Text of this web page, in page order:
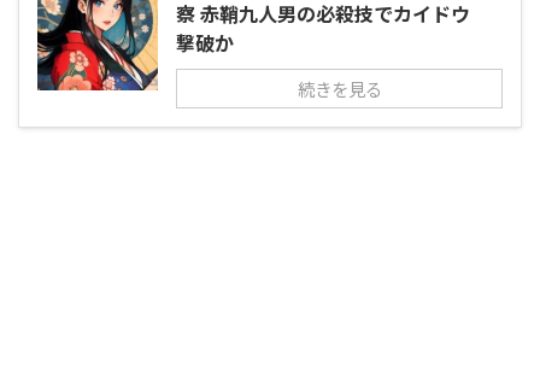
察 赤鞘九人男の必殺技でカイドウ
撃破か
続きを見る